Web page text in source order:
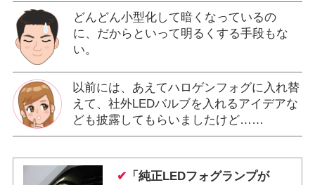
どんどん小型化して暗くなっているの
に、だからといって明るくする手段もな
い。
以前には、あえてハロゲンフォグに入れ替
えて、社外LEDバルブを入れるアイデアな
ども披露してもらいましたけど……
✔ 「純正LEDフォグランプが